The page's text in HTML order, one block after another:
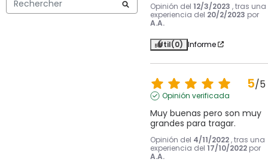
Opinión del 12/3/2023 , tras una
experiencia del 20/2/2023 por
A.A.
Útil(0) Informe
5/5
Opinión verificada
Muy buenas pero son muy
grandes para tragar.
Opinión del 4/11/2022 , tras una
experiencia del 17/10/2022 por
A.A.